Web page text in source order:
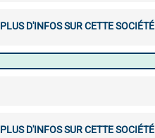
PLUS D'INFOS SUR CETTE SOCIÉTÉ
PLUS D'INFOS SUR CETTE SOCIÉTÉ